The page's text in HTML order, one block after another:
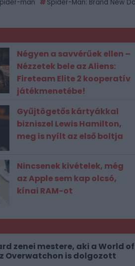
man
Spider-Man: Brand New
Négyen a savvérűek ellen –
Nézzetek bele az Aliens:
Fireteam Elite 2 kooperatív
játékmenetébe!
Gyűjtögetős kártyákkal
bizniszel Lewis Hamilton,
meg is nyílt az első boltja
Nincsenek kivételek, még
az Apple sem kap olcsó,
kínai RAM-ot
zenei mestere, aki a World of
Overwatchon is dolgozott